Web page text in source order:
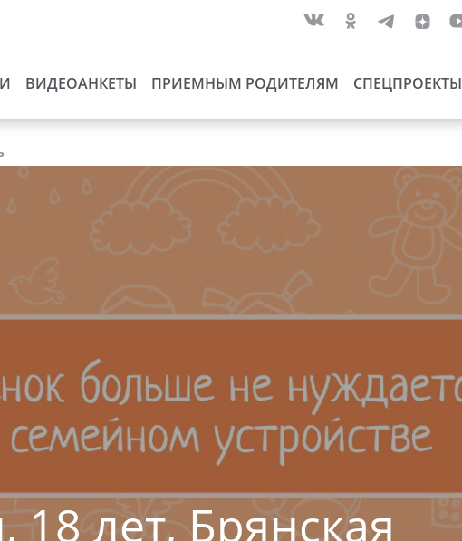
ВИДЕОАНКЕТЫ ПРИЕМНЫМ РОДИТЕЛЯМ СПЕЦПРОЕКТЫ
18 лет, Брянская